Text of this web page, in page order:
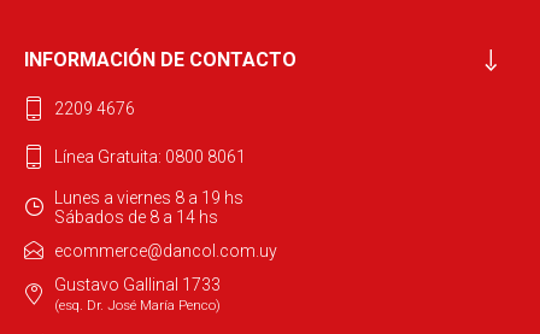
INFORMACIÓN DE CONTACTO
2209 4676
Línea Gratuita: 0800 8061
Lunes a viernes 8 a 19 hs
Sábados de 8 a 14 hs
ecommerce@dancol.com.uy
Gustavo Gallinal 1733
(esq. Dr. José María Penco)